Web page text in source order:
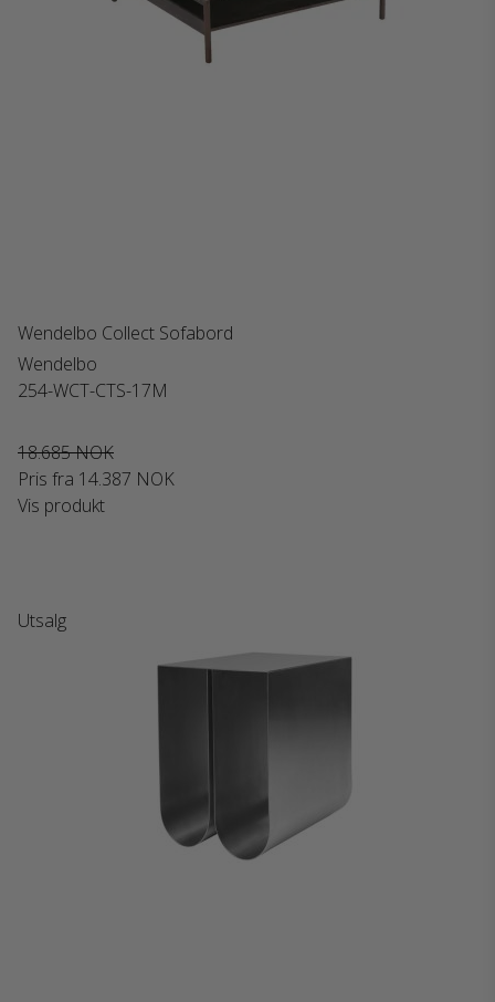
Wendelbo Collect Sofabord
Wendelbo
254-WCT-CTS-17M
18.685 NOK
Pris fra 14.387 NOK
Vis produkt
Utsalg